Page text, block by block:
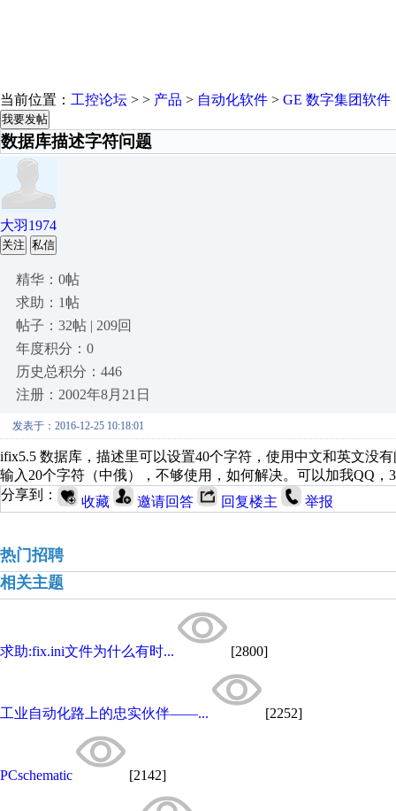
当前位置： 工控论坛 > > 产品 > 自动化软件 > GE 数字集团软件
我要发帖
数据库描述字符问题
大羽1974
关注 私信
精华：0帖
求助：1帖
帖子：32帖 | 209回
年度积分：0
历史总积分：446
注册：2002年8月21日
发表于：2016-12-25 10:18:01
ifix5.5 数据库，描述里可以设置40个字符，使用中文和英文没
输入20个字符（中俄），不够使用，如何解决。可以加我QQ，
分享到：
收藏 邀请回答 回复楼主 举报
热门招聘
相关主题
求助:fix.ini文件为什么有时... [2800]
工业自动化路上的忠实伙伴——... [2252]
PCschematic [2142]